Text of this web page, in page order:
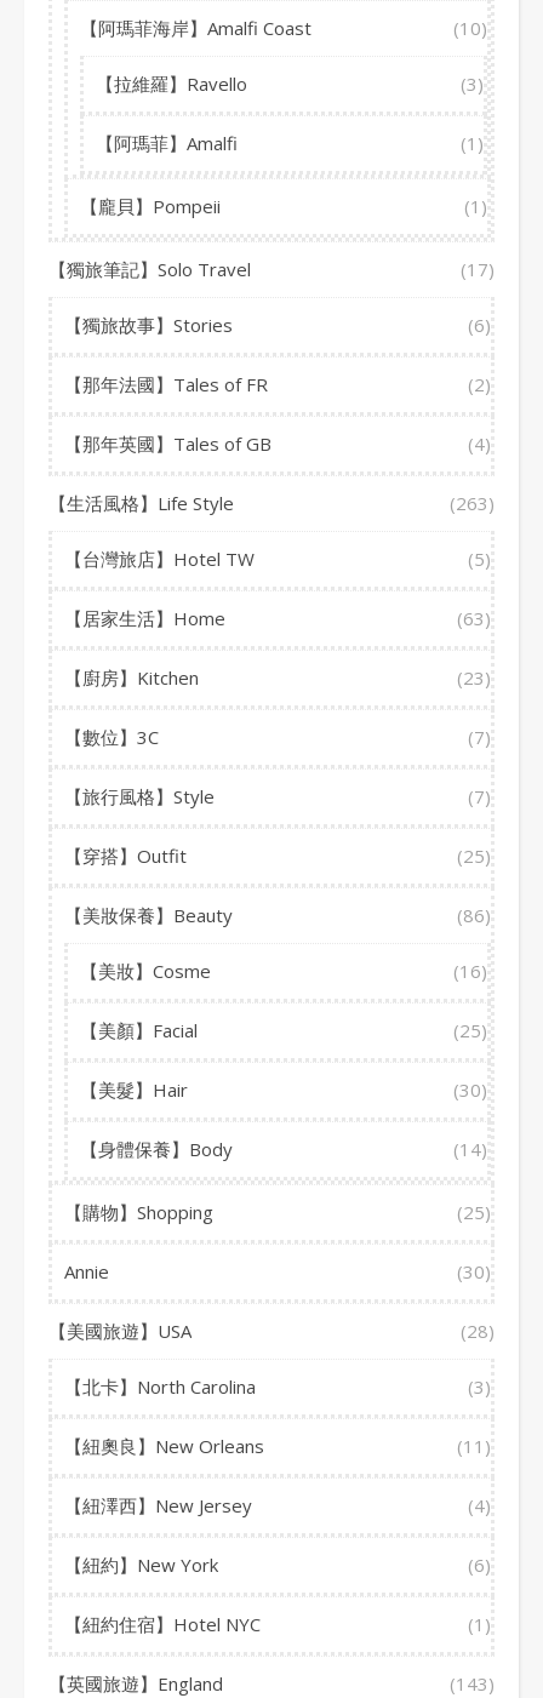
【阿瑪菲海岸】Amalfi Coast (10)
【拉維羅】Ravello (3)
【阿瑪菲】Amalfi (1)
【龐貝】Pompeii (1)
【獨旅筆記】Solo Travel (17)
【獨旅故事】Stories (6)
【那年法國】Tales of FR (2)
【那年英國】Tales of GB (4)
【生活風格】Life Style (263)
【台灣旅店】Hotel TW (5)
【居家生活】Home (63)
【廚房】Kitchen (23)
【數位】3C (7)
【旅行風格】Style (7)
【穿搭】Outfit (25)
【美妝保養】Beauty (86)
【美妝】Cosme (16)
【美顏】Facial (25)
【美髮】Hair (30)
【身體保養】Body (14)
【購物】Shopping (25)
Annie (30)
【美國旅遊】USA (28)
【北卡】North Carolina (3)
【紐奧良】New Orleans (11)
【紐澤西】New Jersey (4)
【紐約】New York (6)
【紐約住宿】Hotel NYC (1)
【英國旅遊】England (143)